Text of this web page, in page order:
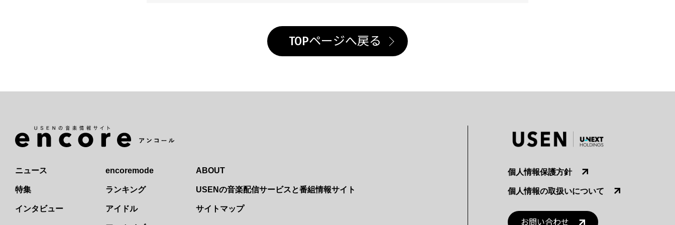
TOPページへ戻る
ニュース
特集
インタビュー
encoremode
ランキング
アイドル
ABOUT
USENの音楽配信サービスと番組情報サイト
サイトマップ
個人情報保護方針
個人情報の取扱いについて
お問い合わせ